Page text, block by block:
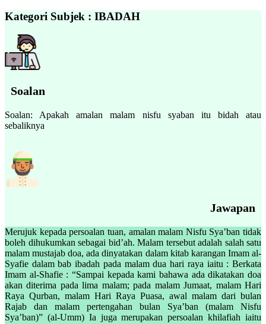
Kategori Subjek : IBADAH
Soalan
Soalan: Apakah amalan malam nisfu syaban itu bidah atau
sebaliknya
Jawapan
Merujuk kepada persoalan tuan, amalan malam Nisfu Sya’ban tidak
boleh dihukumkan sebagai bid’ah. Malam tersebut adalah salah satu
malam mustajab doa, ada dinyatakan dalam kitab karangan Imam al-
Syafie dalam bab ibadah pada malam dua hari raya iaitu : Berkata
Imam al-Shafie : “Sampai kepada kami bahawa ada dikatakan doa
akan diterima pada lima malam; pada malam Jumaat, malam Hari
Raya Qurban, malam Hari Raya Puasa, awal malam dari bulan
Rajab dan malam pertengahan bulan Sya’ban (malam Nisfu
Sya’ban)” (al-Umm) Ia juga merupakan persoalan khilafiah iaitu